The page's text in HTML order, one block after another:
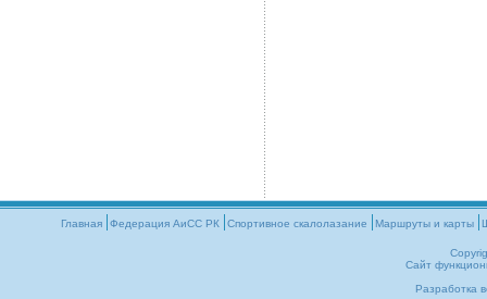
Главная Федерация АиСС РК Cпортивное скалолазание Маршруты и карты
Сайт
Разработка